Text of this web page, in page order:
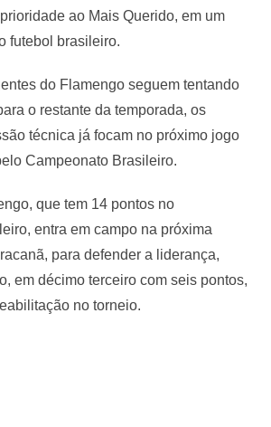
ao Mais Querido, em um
futebol brasileiro.
do Flamengo seguem tentando
o restante da temporada, os
técnica já focam no próximo jogo
Campeonato Brasileiro.
que tem 14 pontos no
entra em campo na próxima
para defender a liderança,
em décimo terceiro com seis pontos,
no torneio.